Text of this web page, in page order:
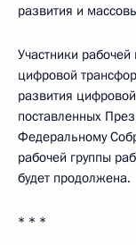
развития и
Участники
цифровой
развития
поставленных
Федеральному
рабочей группы
будет продолжена.
* * *